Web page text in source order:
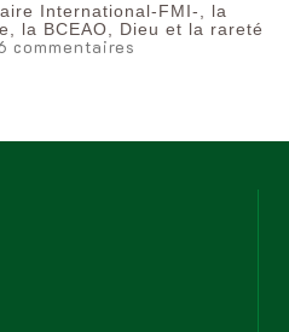
International-FMI-, la
la BCEAO, Dieu et la rareté
commentaires